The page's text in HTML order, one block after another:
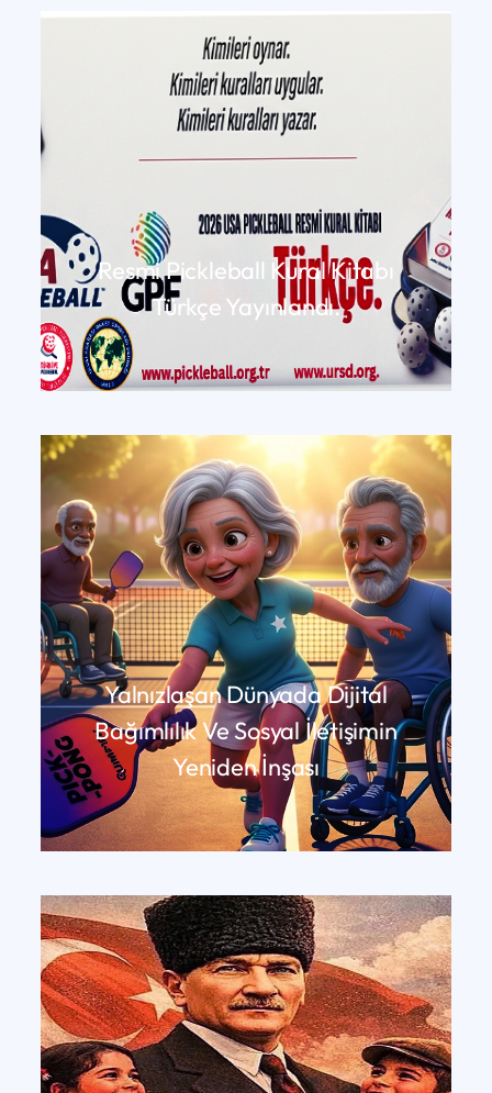
Resmi Pickleball Kural Kitabı
Türkçe Yayınlandı.
Yalnızlaşan Dünyada Dijital
Bağımlılık Ve Sosyal İletişimin
Yeniden İnşası
DEVAMINI OKU